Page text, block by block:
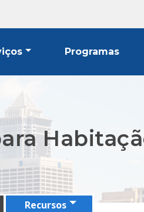
Programas
Recursos